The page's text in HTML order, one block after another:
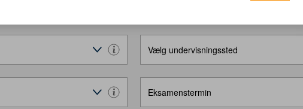
dansk, og du forbedrer dine skriftlige kompetencer.
undtagelser.
til avu-fagene dansk som andetsprog, niveau F eller
Vælg undervisningssted
Eksamenstermin